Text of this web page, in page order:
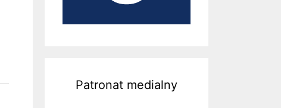
Patronat medialny